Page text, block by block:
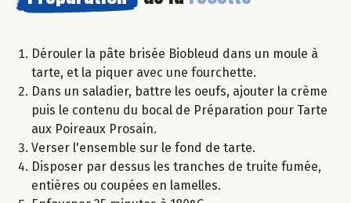
Dérouler la pâte brisée Biobleud dans un moule à
tarte, et la piquer avec une fourchette.
Dans un saladier, battre les oeufs, ajouter la crème
puis le contenu du bocal de Préparation pour Tarte
aux Poireaux Prosain.
Verser l'ensemble sur le fond de tarte.
Disposer par dessus les tranches de truite fumée,
entières ou coupées en lamelles.